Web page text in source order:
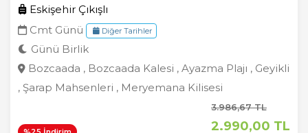
Eskişehir Çıkışlı
Cmt Günü
Diğer Tarihler
Günü Birlik
Bozcaada , Bozcaada Kalesi , Ayazma Plajı , Geyikli
, Şarap Mahsenleri , Meryemana Kilisesi
3.986,67 TL
2.990,00 TL